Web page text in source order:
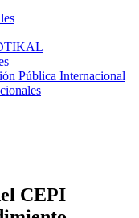
Pública Internacional
CEPI